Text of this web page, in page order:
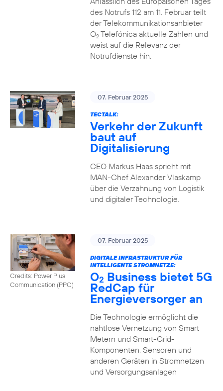
des Notrufs 112 am 11. Februar teilt
der Telekommunikationsanbieter
O2Telefónica aktuelle Zahlen und
weist auf die Relevanz der
Notrufdienste hin.
07. Februar 2025
TECTALK:
Verkehr der Zukunft
baut auf
Digitalisierung
CEO Markus Haas spricht mit
MAN-Chef Alexander Vlaskamp
über die Verzahnung von Logistik
und digitaler Technologie.
Credits: Power Plus
Communication (PPC)
07. Februar 2025
DIGITALE INFRASTRUKTUR FÜR
INTELLIGENTE STROMNETZE:
O2 Business bietet 5G
RedCap für
Energieversorger an
Die Technologie ermöglicht die
nahtlose Vernetzung von Smart
Metern und Smart-Grid-
Komponenten, Sensoren und
anderen Geräten in Stromnetzen
und Versorgungsanlagen